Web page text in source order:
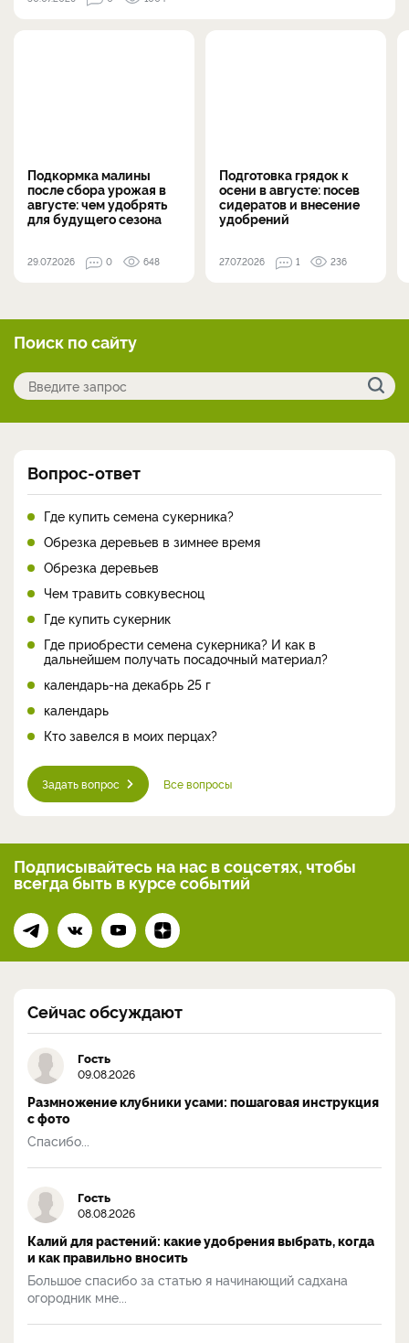
Подкормка малины
после сбора урожая в
августе: чем удобрять
для будущего сезона
29.07.2026 0 648
Подготовка грядок к
осени в августе: посев
сидератов и внесение
удобрений
27.07.2026 1 236
Поиск по сайту
Вопрос-ответ
Где купить семена сукерника?
Обрезка деревьев в зимнее время
Обрезка деревьев
Чем травить совкувесноц
Где купить сукерник
Где приобрести семена сукерника? И как в
дальнейшем получать посадочный материал?
календарь-на декабрь 25 г
календарь
Кто завелся в моих перцах?
Задать вопрос Все вопросы
Подписывайтесь на нас в соцсетях, чтобы
всегдабыть в курсе событий
Сейчас обсуждают
Гость
09.08.2026
Размножение клубники усами: пошаговая инструкция
с фото
Спасибо...
Гость
08.08.2026
Калий для растений: какие удобрения выбрать, когда
и как правильно вносить
Большое спасибо за статью я начинающий садхана
огородник мне...